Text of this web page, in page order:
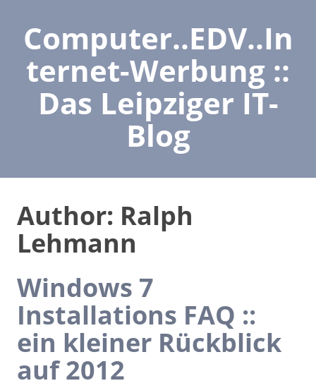
Computer..EDV..In
ternet-Werbung ::
Das Leipziger IT-
Blog
Author: Ralph
Lehmann
Windows 7
Installations FAQ ::
ein kleiner Rückblick
auf 2012